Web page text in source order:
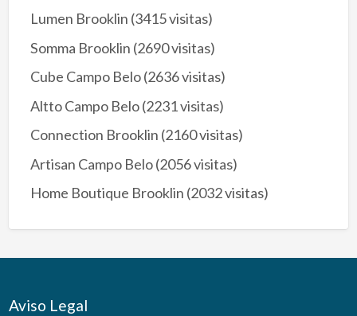
Lumen Brooklin (3415 visitas)
Somma Brooklin (2690 visitas)
Cube Campo Belo(2636 visitas)
Altto Campo Belo(2231 visitas)
Connection Brooklin (2160 visitas)
Artisan Campo Belo(2056 visitas)
Home Boutique Brooklin (2032 visitas)
Aviso Legal